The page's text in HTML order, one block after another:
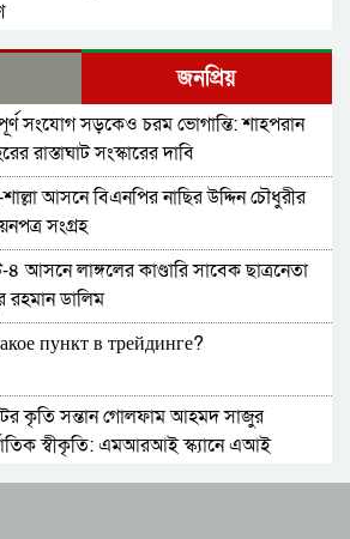
বিএনপির ‘রাষ্ট্র কাঠামো মেরামত’ ৩১
বিতরণ ও গণসংযোগ
আইনের তোয়াক্কা নেই! খাসজমি দখল করে
ভবন বানাচ্ছেন সোনাসার বাজার কমিটির নেতা
আলাই
সিলেটের ৭টি এলাকায় দীর্ঘ ৯ ঘণ্টা বিদ্যুৎ
লাভলুর পরিবার: সিলেটে সশস্ত্র
লুন্ঠিত অর্থ-স্বর্ণ
পরিবর্তনে হুমকির মুখে সিলেট
জলবায়ু পরিবর্তনের বিরূপ প্রভাব-আমাদের
জনপ্রিয়
সংযোগ সড়কেও চরম ভোগান্তি: শাহপরান
রাস্তাঘাট সংস্কারের দাবি
শাল্লা আসনে বিএনপির নাছির উদ্দিন চৌধুরীর
সংগ্রহ
৪ আসনে লাঙ্গলের কাণ্ডারি সাবেক ছাত্রনেতা
রহমান ডালিম
пункт в трейдинге?
কৃতি সন্তান গোলফাম আহমদ সাজুর
স্বীকৃতি: এমআরআই স্ক্যানে এআই
নাছির চৌধুরী’র পক্ষে ৩১ দফার লিফলেট